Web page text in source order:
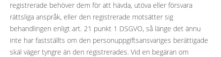
registrerade behöver dem för att hävda, utöva eller försvara
rättsliga anspråk, eller den registrerade motsätter sig
behandlingen enligt art. 21 punkt 1 DSGVO, så länge det ännu
inte har fastställts om den personuppgiftsansvariges berättigade
skäl väger tyngre än den registrerades. Vid en begäran om